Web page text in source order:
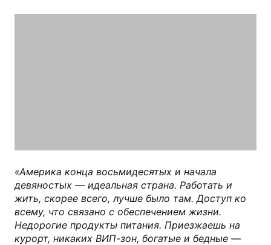
«Америка конца восьмидесятых и начала
девяностых — идеальная страна. Работать и
жить, скорее всего, лучше было там. Доступ ко
всему, что связано с обеспечением жизни.
Недорогие продукты питания. Приезжаешь на
курорт, никаких ВИП-зон, богатые и бедные —